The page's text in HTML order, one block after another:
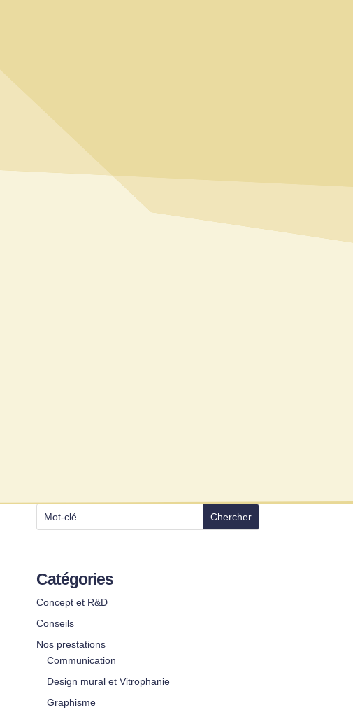
Catégories
Concept et R&D
Conseils
Nos prestations
Communication
Design mural et Vitrophanie
Graphisme